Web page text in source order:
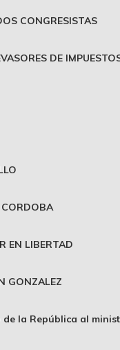
CONGRESISTAS
DE
CORDOBA
EN LIBERTAD
GONZALEZ
la República al